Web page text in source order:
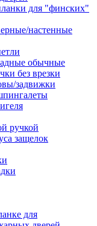
для "финских"
настенные
обычные
без врезки
задвижки
ручкой
защелок
для